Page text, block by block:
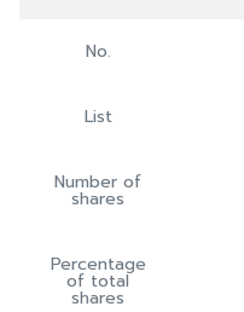
No.
List
Number of
shares
Percentage
of total
shares